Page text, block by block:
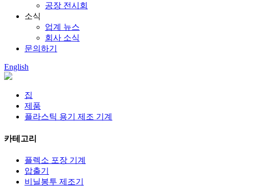
공장 전시회
소식
업계 뉴스
회사 소식
문의하기
English
집
제품
플라스틱 용기 제조 기계
카테고리
플렉소 포장 기계
압출기
비닐봉투 제조기